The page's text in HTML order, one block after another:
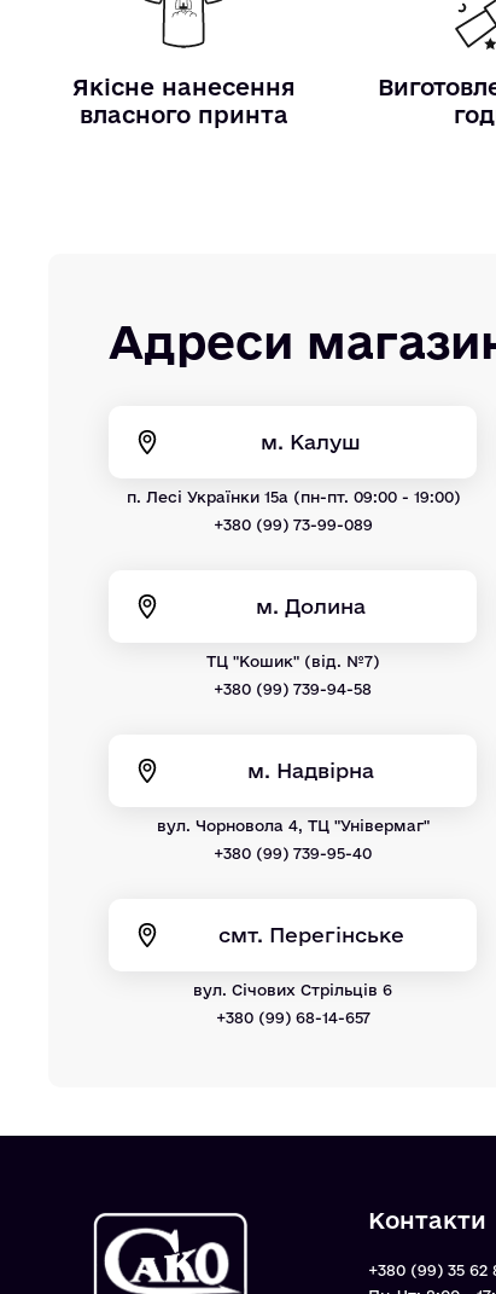
Якісне нанесення
власного принта
Адреси
м. Калуш
п. Лесі Українки 15а (пн-пт. 09:00 - 19:00)
+380 (99) 73-99-089
м. Долина
ТЦ "Кошик" (від. №7)
+380 (99) 739-94-58
м. Надвірна
вул. Чорновола 4, ТЦ "Універмаг"
+380 (99) 739-95-40
смт. Перегінське
вул. Січових Стрільців 6
+380 (99) 68-14-657
Контакти
+380 (99) 35 62